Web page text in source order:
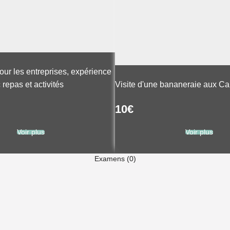
les entreprises, expérience
et activités
Voir plus
Visite d'une bananeraie aux
10€
Voir plus
Examens (0)